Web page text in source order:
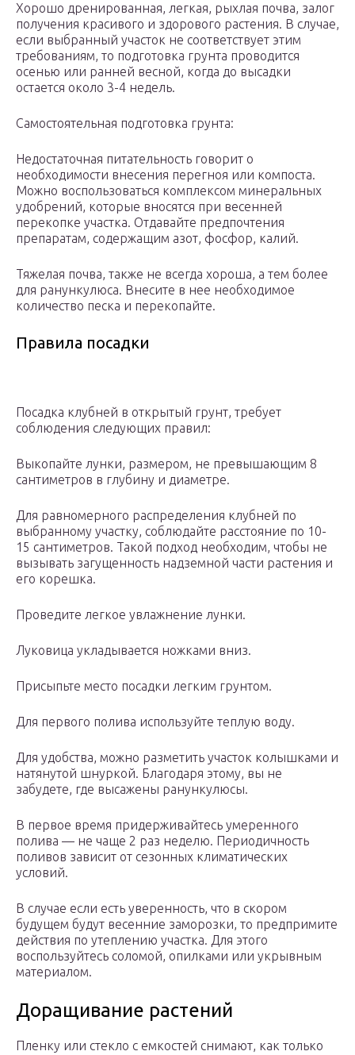
Хорошо дренированная, легкая, рыхлая почва, залог
получения красивого и здорового растения. В случае,
если выбранный участок не соответствует этим
требованиям, то подготовка грунта проводится
осенью или ранней весной, когда до высадки
остается около 3-4 недель.
Самостоятельная подготовка грунта:
Недостаточная питательность говорит о
необходимости внесения перегноя или компоста.
Можно воспользоваться комплексом минеральных
удобрений, которые вносятся при весенней
перекопке участка. Отдавайте предпочтения
препаратам, содержащим азот, фосфор, калий.
Тяжелая почва, также не всегда хороша, а тем более
для ранункулюса. Внесите в нее необходимое
количество песка и перекопайте.
Правила посадки
Посадка клубней в открытый грунт, требует
соблюдения следующих правил:
Выкопайте лунки, размером, не превышающим 8
сантиметров в глубину и диаметре.
Для равномерного распределения клубней по
выбранному участку, соблюдайте расстояние по 10-
15 сантиметров. Такой подход необходим, чтобы не
вызывать загущенность надземной части растения и
его корешка.
Проведите легкое увлажнение лунки.
Луковица укладывается ножками вниз.
Присыпьте место посадки легким грунтом.
Для первого полива используйте теплую воду.
Для удобства, можно разметить участок колышками и
натянутой шнуркой. Благодаря этому, вы не
забудете, где высажены ранункулюсы.
В первое время придерживайтесь умеренного
полива — не чаще 2 раз неделю. Периодичность
поливов зависит от сезонных климатических
условий.
В случае если есть уверенность, что в скором
будущем будут весенние заморозки, то предпримите
действия по утеплению участка. Для этого
воспользуйтесь соломой, опилками или укрывным
материалом.
Доращивание растений
Пленку или стекло с емкостей снимают, как только